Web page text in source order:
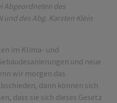
Abgeordneten des
und des Abg. Karsten Klein
im Klima- und
und neue
wir morgen das
dann können sich
dass sie sich dieses Gesetz